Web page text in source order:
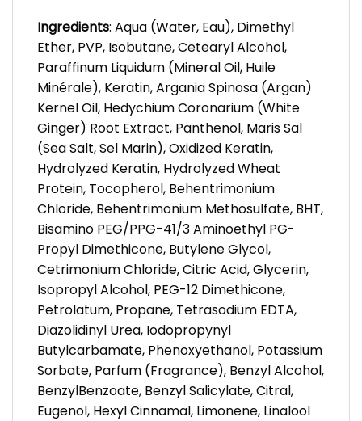
Ingredients: Aqua (Water, Eau), Dimethyl
Ether, PVP, Isobutane, Cetearyl Alcohol,
Paraffinum Liquidum (Mineral Oil, Huile
Minérale), Keratin, Argania Spinosa (Argan)
Kernel Oil, Hedychium Coronarium (White
Ginger) Root Extract, Panthenol, Maris Sal
(Sea Salt, Sel Marin), Oxidized Keratin,
Hydrolyzed Keratin, Hydrolyzed Wheat
Protein, Tocopherol, Behentrimonium
Chloride, Behentrimonium Methosulfate, BHT,
Bisamino PEG/PPG-41/3 Aminoethyl PG-
Propyl Dimethicone, Butylene Glycol,
Cetrimonium Chloride, Citric Acid, Glycerin,
Isopropyl Alcohol, PEG-12 Dimethicone,
Petrolatum, Propane, Tetrasodium EDTA,
Diazolidinyl Urea, Iodopropynyl
Butylcarbamate, Phenoxyethanol, Potassium
Sorbate, Parfum (Fragrance), Benzyl Alcohol,
BenzylBenzoate, Benzyl Salicylate, Citral,
Eugenol, Hexyl Cinnamal, Limonene, Linalool